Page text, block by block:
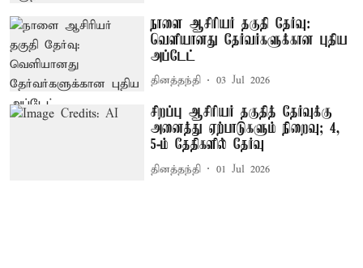
நாளை ஆசிரியர் தகுதி தேர்வு:
வெளியானது தேர்வர்களுக்கான புதிய
அப்டேட்
தினத்தந்தி 03 Jul 2026
சிறப்பு ஆசிரியர் தகுதித் தேர்வுக்கு
அனைத்து ஏற்பாடுகளும் நிறைவு; 4,
5-ம் தேதிகளில் தேர்வு
தினத்தந்தி 01 Jul 2026